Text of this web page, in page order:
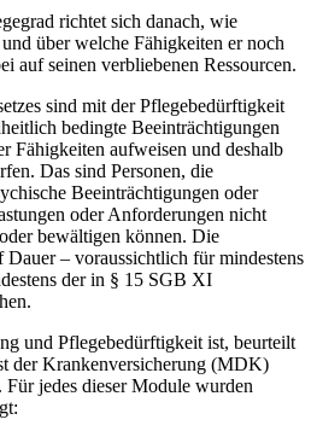
richtet sich danach, wie
über welche Fähigkeiten er noch
auf seinen verbliebenen Ressourcen.
sind mit der Pflegebedürftigkeit
bedingte Beeinträchtigungen
Fähigkeiten aufweisen und deshalb
Das sind Personen, die
Beeinträchtigungen oder
oder Anforderungen nicht
bewältigen können. Die
– voraussichtlich für mindestens
der in § 15 SGB XI
und Pflegebedürftigkeit ist, beurteilt
der Krankenversicherung (MDK)
jedes dieser Module wurden